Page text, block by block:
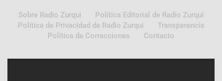
Sobre Radio Zurqui
Política Editorial de Radio Zurquí
Política de Privacidad de Radio Zurqui
Transparencia
Política de Correcciones
Contacto